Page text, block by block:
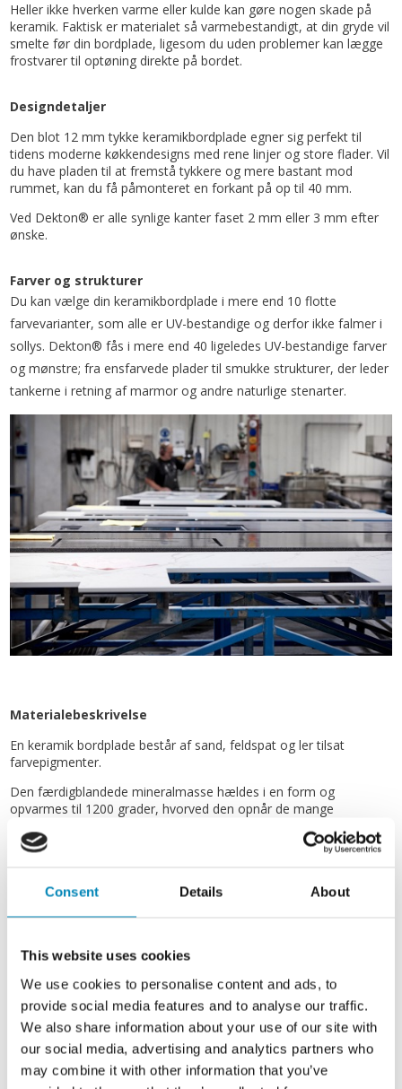
Consent Details About
This website uses cookies
We use cookies to personalise content and ads, to
provide social media features and to analyse our traffic.
We also share information about your use of our site with
our social media, advertising and analytics partners who
may combine it with other information that you’ve
Heller ikke hverken varme eller kulde kan gøre nogen skade på
keramik. Faktisk er materialet så varmebestandigt, at din gryde vil
smelte før din bordplade, ligesom du uden problemer kan lægge
frostvarer til optøning direkte på bordet.
Designdetaljer
Den blot 12 mm tykke keramikbordplade egner sig perfekt til
tidens moderne køkkendesigns med rene linjer og store flader. Vil
du have pladen til at fremstå tykkere og mere bastant mod
rummet, kan du få påmonteret en forkant på op til 40 mm.
Ved Dekton® er alle synlige kanter faset 2 mm eller 3 mm efter
ønske.
Farver og strukturer
Du kan vælge din keramikbordplade i mere end 10 flotte
farvevarianter, som alle er UV-bestandige og derfor ikke falmer i
sollys. Dekton® fås i mere end 40 ligeledes UV-bestandige farver
og mønstre; fra ensfarvede plader til smukke strukturer, der leder
tankerne i retning af marmor og andre naturlige stenarter.
Materialebeskrivelse
En keramik bordplade består af sand, feldspat og ler tilsat
farvepigmenter.
Den færdigblandede mineralmasse hældes i en form og
opvarmes til 1200 grader, hvorved den opnår de mange
Da pladen under fremstilling er blevet opvarmet til ca. 1200
grader er keramik det mest modstandsdygtige materiale overfor
Det anbefales dog ikke at pladen udsættes for varme over 800
grader, da der er en minimal risiko for at spændinger i pladen
fremprovokerer revnedannelser.
Vaske
Bemærk at komposit vaske ikke planlimes i 12 mm plader, da der